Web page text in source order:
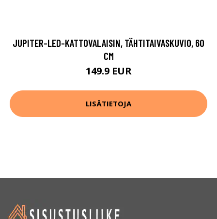
JUPITER-LED-KATTOVALAISIN, TÄHTITAIVASKUVIO, 60
CM
149.9 EUR
LISÄTIETOJA